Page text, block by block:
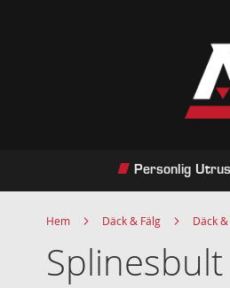
Personlig
Hem Däck & Fälg Däck
Splinesbult